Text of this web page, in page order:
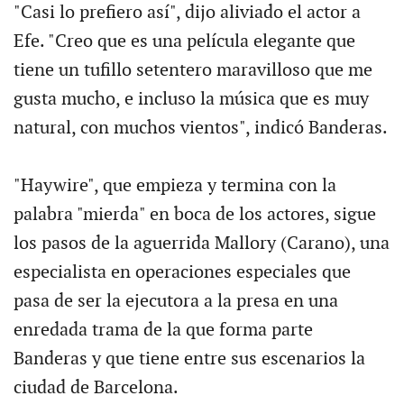
"Casi lo prefiero así", dijo aliviado el actor a
Efe. "Creo que es una película elegante que
tiene un tufillo setentero maravilloso que me
gusta mucho, e incluso la música que es muy
natural, con muchos vientos", indicó Banderas.
"Haywire", que empieza y termina con la
palabra "mierda" en boca de los actores, sigue
los pasos de la aguerrida Mallory (Carano), una
especialista en operaciones especiales que
pasa de ser la ejecutora a la presa en una
enredada trama de la que forma parte
Banderas y que tiene entre sus escenarios la
ciudad de Barcelona.